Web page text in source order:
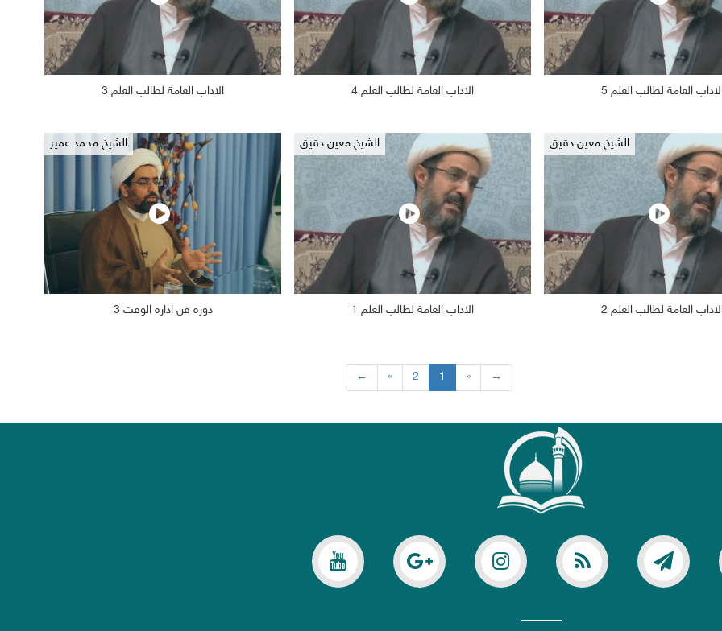
2019/02/17العامة لطالب العلم 5 2019/02/17الاداب العامة لطالب العلم 4 2019/02/17الاداب العامة لطالب العلم 3
الشيخ معين دقيق
2019/02/17العامة لطالب العلم 2
الشيخ معين دقيق
2019/02/17الاداب العامة لطالب العلم 1
الشيخ محمد عمير
2019/02/17دورة فن ادارة الوقت 3
→
»
1
2
«
←